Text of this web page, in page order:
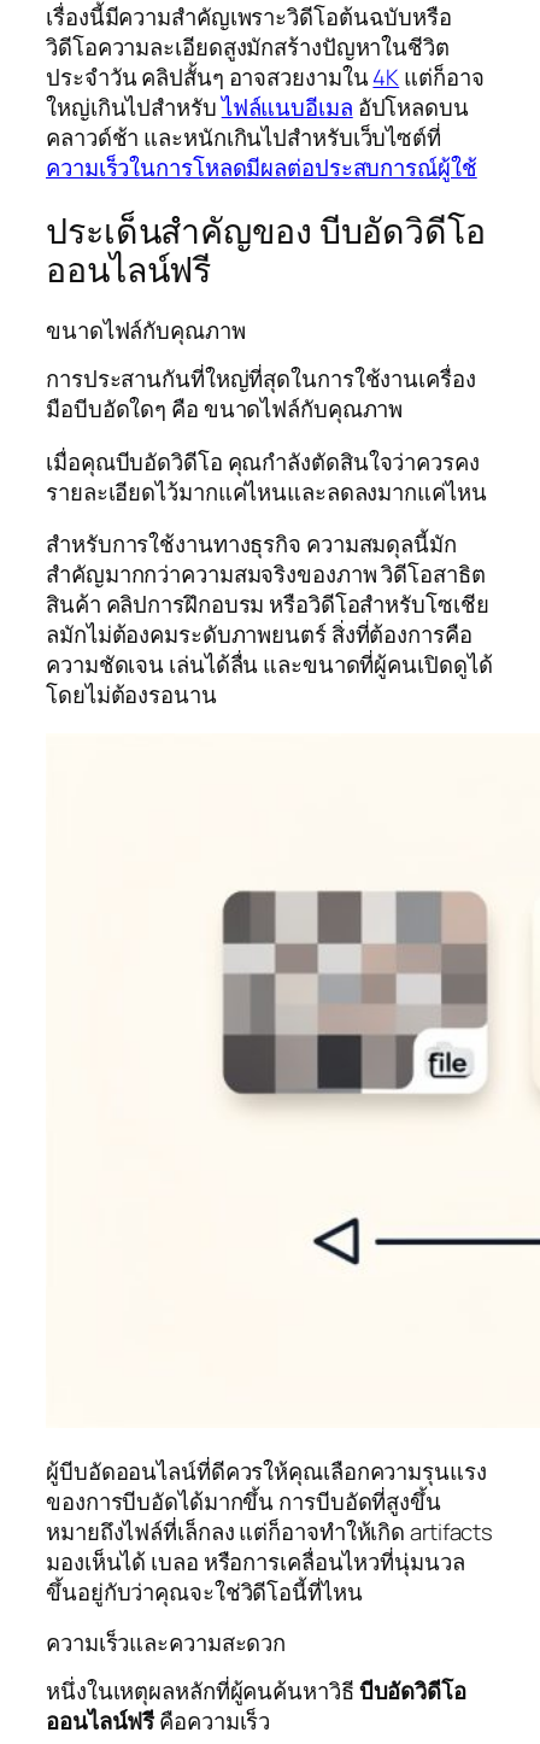
เรื่องนี้มีความสำคัญเพราะวิดีโอต้นฉบับหรือ
วิดีโอความละเอียดสูงมักสร้างปัญหาในชีวิต
ประจำวัน คลิปสั้นๆ อาจสวยงามใน4Kแต่ก็อาจ
ใหญ่เกินไปสำหรับไฟล์แนบอีเมล อัปโหลดบน
คลาวด์ช้า และหนักเกินไปสำหรับเว็บไซต์ที่
ความเร็วในการโหลดมีผลต่อประสบการณ์ผู้ใช้
ประเด็นสำคัญของ บีบอัดวิดีโอ
ออนไลน์ฟรี
ขนาดไฟล์กับคุณภาพ
การประสานกันที่ใหญ่ที่สุดในการใช้งานเครื่อง
มือบีบอัดใดๆ คือ ขนาดไฟล์กับคุณภาพ
เมื่อคุณบีบอัดวิดีโอ คุณกำลังตัดสินใจว่าควรคง
รายละเอียดไว้มากแค่ไหนและลดลงมากแค่ไหน
สำหรับการใช้งานทางธุรกิจ ความสมดุลนี้มัก
สำคัญมากกว่าความสมจริงของภาพ วิดีโอสาธิต
สินค้า คลิปการฝึกอบรม หรือวิดีโอสำหรับโซเชีย
ลมักไม่ต้องคมระดับภาพยนตร์ สิ่งที่ต้องการคือ
ความชัดเจน เล่นได้ลื่น และขนาดที่ผู้คนเปิดดูได้
โดยไม่ต้องรอนาน
ผู้บีบอัดออนไลน์ที่ดีควรให้คุณเลือกความรุนแรง
ของการบีบอัดได้มากขึ้น การบีบอัดที่สูงขึ้น
หมายถึงไฟล์ที่เล็กลง แต่ก็อาจทำให้เกิด artifacts
มองเห็นได้ เบลอ หรือการเคลื่อนไหวที่นุ่มนวล
ขึ้นอยู่กับว่าคุณจะใช่วิดีโอนี้ที่ไหน
ความเร็วและความสะดวก
หนึ่งในเหตุผลหลักที่ผู้คนค้นหาวิธีบีบอัดวิดีโอ
ออนไลน์ฟรีคือความเร็ว